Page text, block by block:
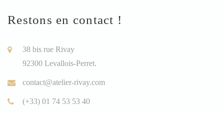
Restons en contact !
38 bis rue Rivay
92300 Levallois-Perret.
contact@atelier-rivay.com
(+33) 01 74 53 53 40